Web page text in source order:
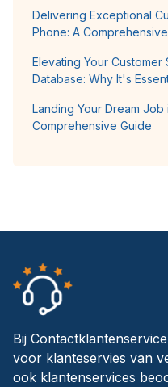
Delivering Exceptional
Phone: A
Elevating Your
Database: Why It's
Landing Your Dream
Comprehensive Guide
Bij
voor klanteservies van
ook klantenservices